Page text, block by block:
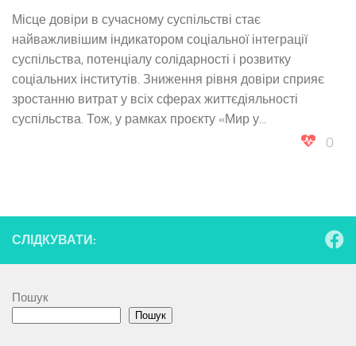
Місце довіри в сучасному суспільстві стає
найважливішим індикатором соціальної інтеграції
суспільства, потенціалу солідарності і розвитку
соціальних інститутів. Зниження рівня довіри сприяє
зростанню витрат у всіх сферах життєдіяльності
суспільства. Тож, у рамках проєкту «Мир у...
0
СЛІДКУВАТИ:
Пошук
Пошук